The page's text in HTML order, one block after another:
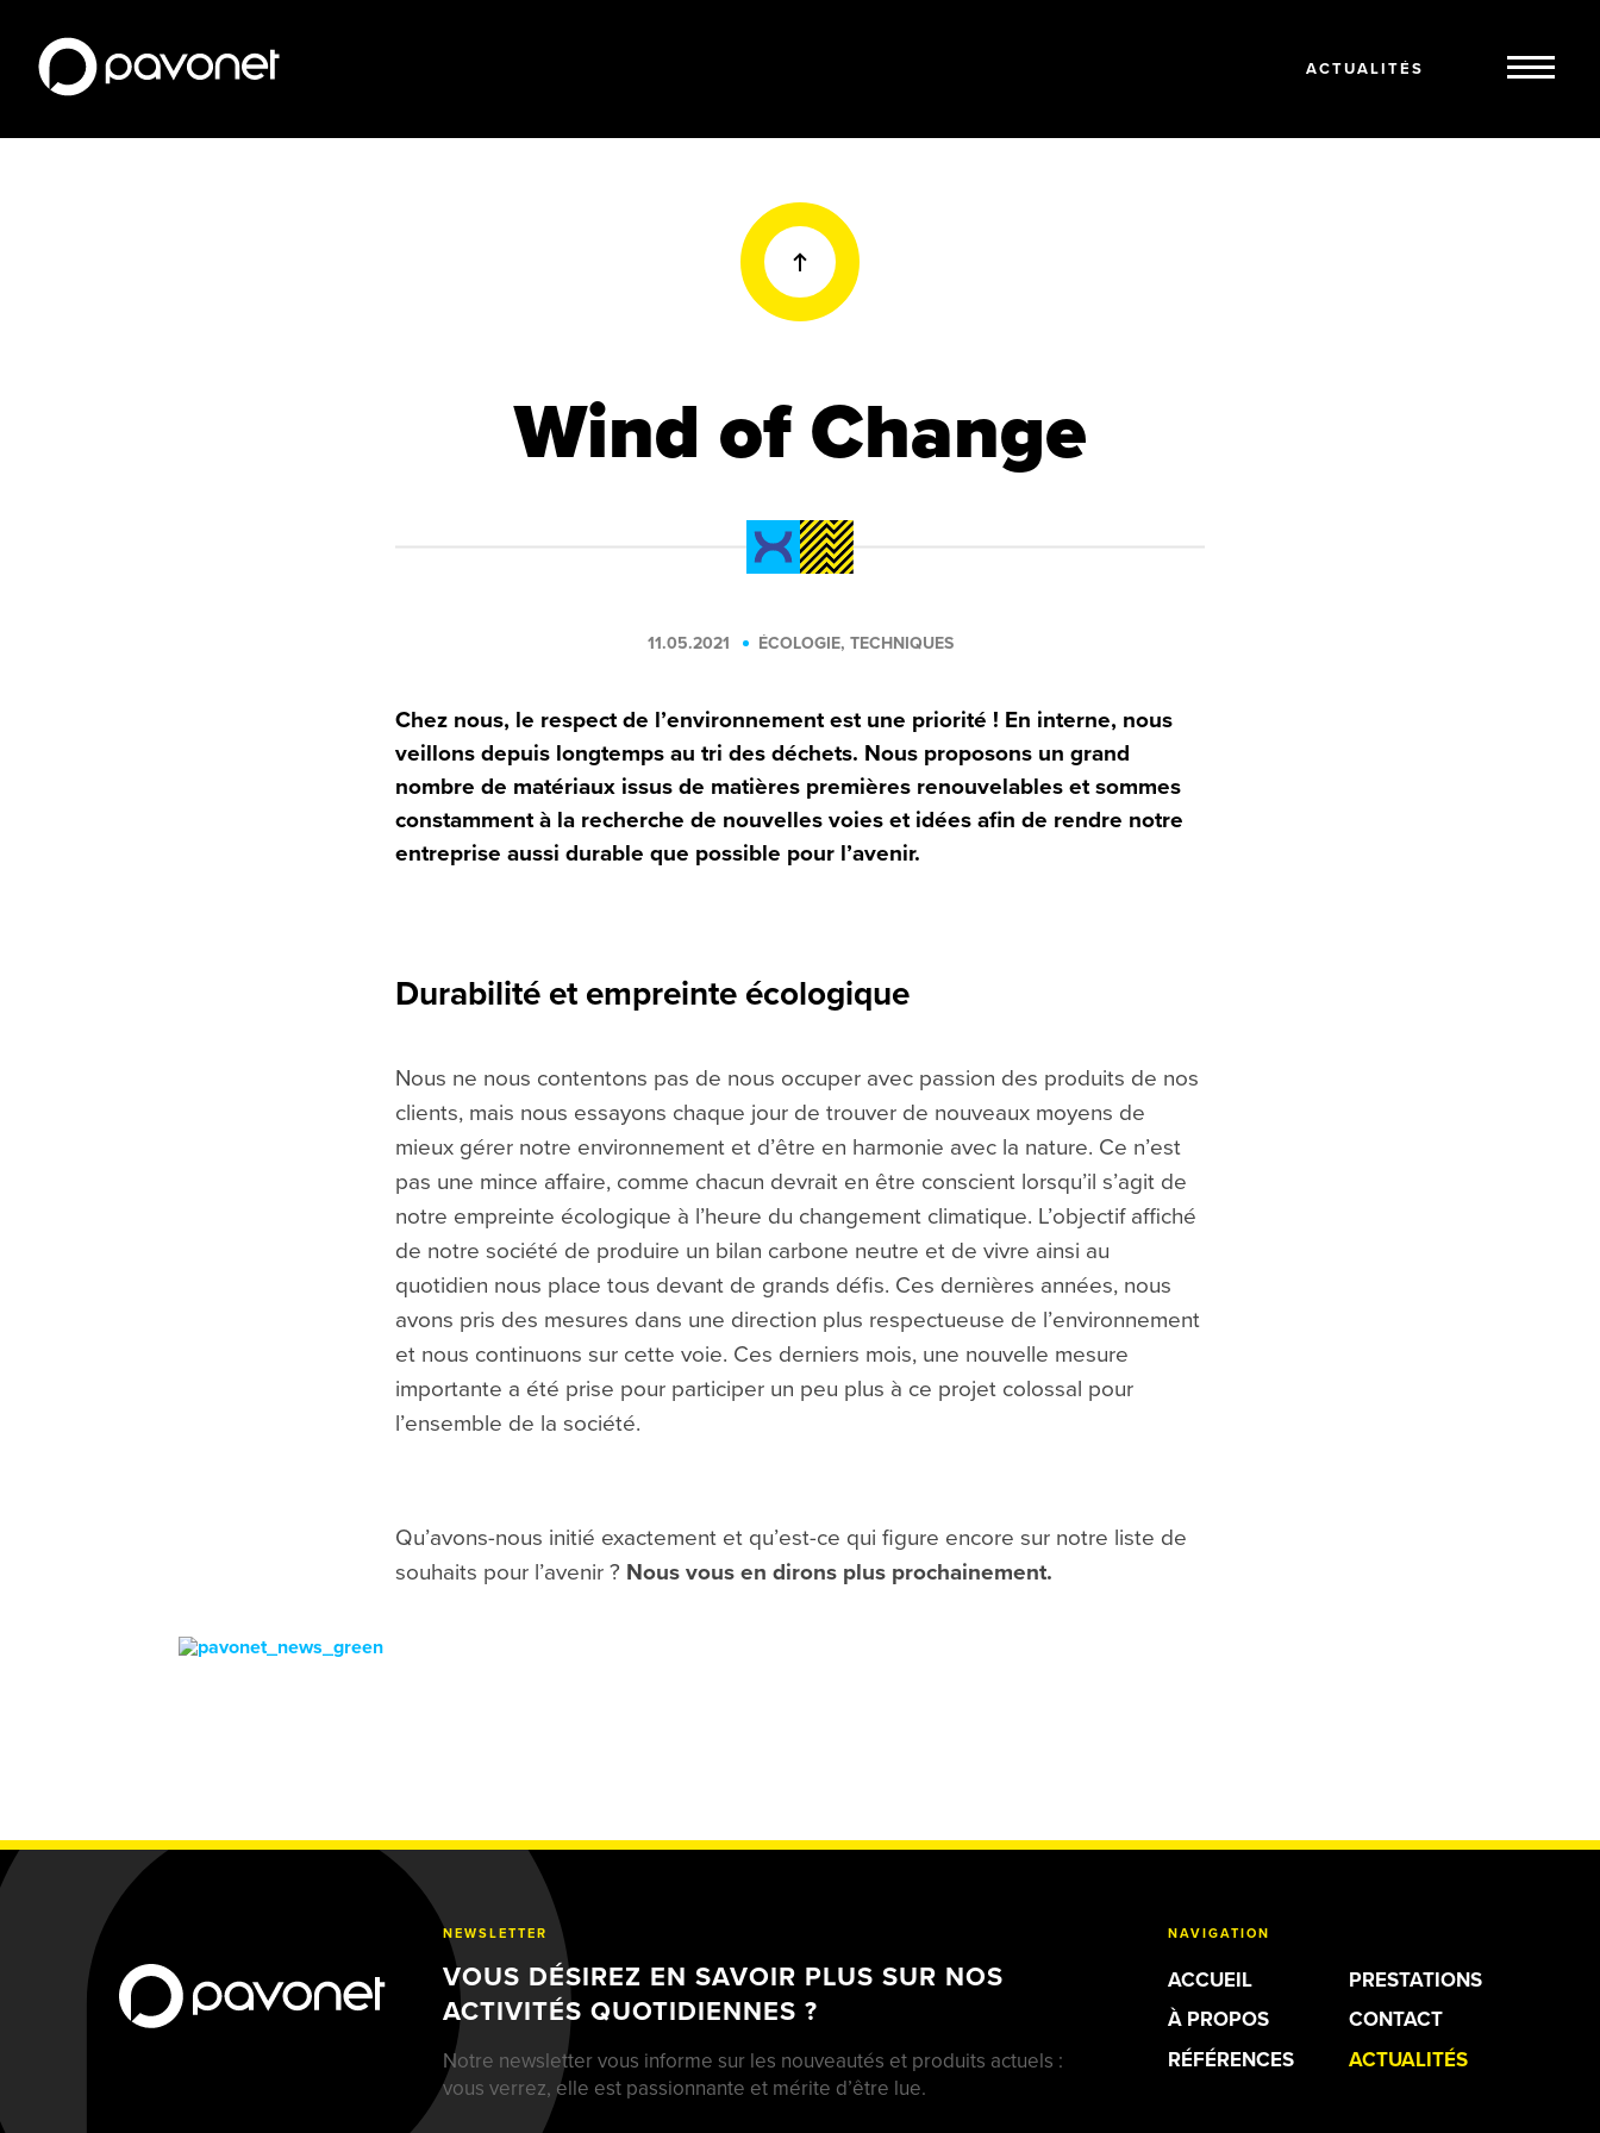
ACTUALITÉS
Wind of Change
11.05.2021 ÉCOLOGIE, TECHNIQUES
Chez nous, le respect de l’environnement est une priorité ! En interne, nous
veillons depuis longtemps au tri des déchets. Nous proposons un grand
nombre de matériaux issus de matières premières renouvelables et sommes
constamment à la recherche de nouvelles voies et idées afin de rendre notre
entreprise aussi durable que possible pour l’avenir.
Durabilité et empreinte écologique
Nous ne nous contentons pas de nous occuper avec passion des produits de nos
clients, mais nous essayons chaque jour de trouver de nouveaux moyens de
mieux gérer notre environnement et d’être en harmonie avec la nature. Ce n’est
pas une mince affaire, comme chacun devrait en être conscient lorsqu’il s’agit de
notre empreinte écologique à l’heure du changement climatique. L’objectif affiché
de notre société de produire un bilan carbone neutre et de vivre ainsi au
quotidien nous place tous devant de grands défis. Ces dernières années, nous
avons pris des mesures dans une direction plus respectueuse de l’environnement
et nous continuons sur cette voie. Ces derniers mois, une nouvelle mesure
importante a été prise pour participer un peu plus à ce projet colossal pour
l’ensemble de la société.
Qu’avons-nous initié exactement et qu’est-ce qui figure encore sur notre liste de
souhaits pour l’avenir ? Nous vous en dirons plus prochainement.
NEWSLETTER
VOUS DÉSIREZ EN SAVOIR PLUS SUR NOS
ACTIVITÉS QUOTIDIENNES ?
Notre newsletter vous informe sur les nouveautés et produits actuels :
vous verrez, elle est passionnante et mérite d’être lue.
NAVIGATION
ACCUEIL
À PROPOS
RÉFÉRENCES
PRESTATIONS
CONTACT
ACTUALITÉS